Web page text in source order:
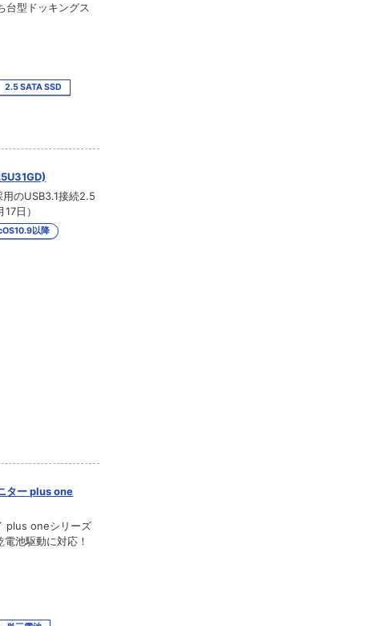
台型ドッキングス
2.5 SATA SSD
のUSB3.1接続2.5
日）
以降
ター plus one
plus oneシリーズ
池駆動に対応！